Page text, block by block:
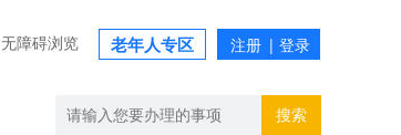
无障碍浏览 老年人专区
搜索